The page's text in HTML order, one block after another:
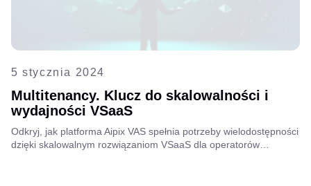
5 stycznia 2024
Multitenancy. Klucz do skalowalności i
wydajności VSaaS
Odkryj, jak platforma Aipix VAS spełnia potrzeby wielodostępności
dzięki skalowalnym rozwiązaniom VSaaS dla operatorów